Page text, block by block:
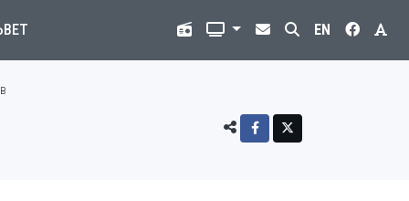
EN